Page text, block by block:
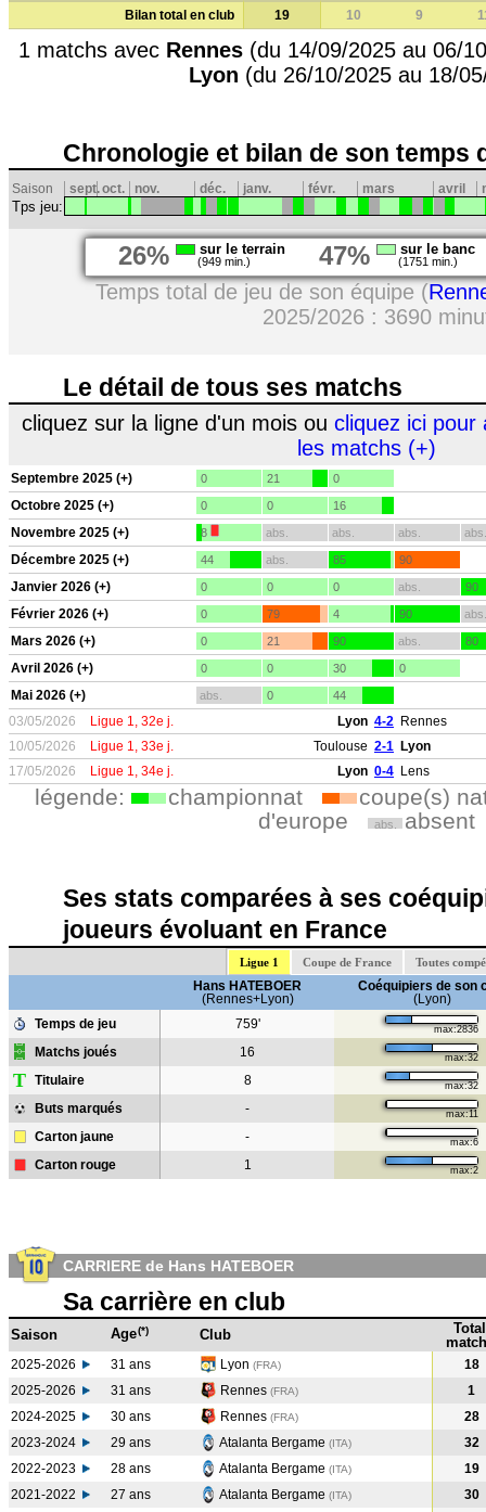
Bilan total en club
19 10 9
1 matchs avec Rennes (du 14/09/2025 au 06/
Lyon (du 26/10/2025 au 18/
Chronologie et bilan de son temps
Saison sept.oct. nov. déc. janv. févr. mars avril
Tps jeu:
26% sur le terrain
(949 min.) 47% sur le banc
(1751 min.)
Temps total de jeu de son équipe (
2025/2026 : 3690
Le détail de tous ses matchs
cliquez sur la ligne d'un mois ou cliquez ici pour
les matchs (+)
Septembre 2025 (+) 0 21 0
Octobre 2025 (+) 0 0 16
Novembre 2025 (+) 8 abs. abs. abs. abs.
Décembre 2025 (+) 44 abs. 85 90
Janvier 2026 (+) 0 0 0 abs. 90
Février 2026 (+) 0 79 4 90 abs.
Mars 2026 (+) 0 21 90 abs. 80
Avril 2026 (+) 0 0 30 0
Mai 2026 (+) abs. 0 44
03/05/2026 Ligue 1, 32e j. Lyon 4-2 Rennes
10/05/2026
Ligue 1, 33e j. Toulouse 2-1 Lyon
17/05/2026
Ligue 1, 34e j. Lyon 0-4 Lens
légende: championnat
coupe(s)
d'europe
abs. absent
Ses stats comparées à ses
joueurs évoluant en France
Ligue 1 Coupe de France Toutes
Hans HATEBOER
(Rennes+Lyon)
Coéquipiers de son
(Lyon)
Temps de jeu
759' max:2836
Matchs joués 16 max:32
T Titulaire 8 max:32
Buts marqués - max:11
Carton jaune - max:6
Carton rouge 1 max:2
CARRIERE de Hans HATEBOER
Sa carrière en club
Saison Age(*) Club
Total
2025-2026 31 ans Lyon (FRA)
18
2025-2026
31 ans Rennes (FRA)
1
2024-2025
30 ans Rennes (FRA)
28
2023-2024
29 ans Atalanta Bergame (ITA)
32
2022-2023
28 ans Atalanta Bergame (ITA)
19
2021-2022
27 ans Atalanta Bergame (ITA) 30